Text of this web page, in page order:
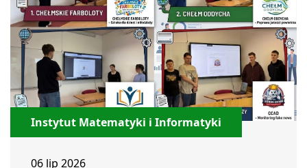
Instytut Matematyki i Informatyki
06 lip 2026